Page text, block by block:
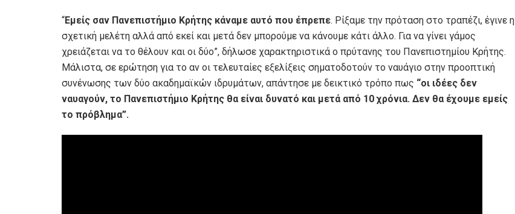
“Εμείς σαν Πανεπιστήμιο Κρήτης κάναμε αυτό που έπρεπε. Ρίξαμε την πρόταση στο τραπέζι, έγινε η
σχετική μελέτη αλλά από εκεί και μετά δεν μπορούμε να κάνουμε κάτι άλλο. Για να γίνει γάμος
χρειάζεται να το θέλουν και οι δύο”, δήλωσε χαρακτηριστικά ο πρύτανης του Πανεπιστημίου Κρήτης.
Μάλιστα, σε ερώτηση για το αν οι τελευταίες εξελίξεις σηματοδοτούν το ναυάγιο στην προοπτική
συνένωσης των δύο ακαδημαϊκών ιδρυμάτων, απάντησε με δεικτικό τρόπο πως “οι ιδέες δεν
ναυαγούν, το Πανεπιστήμιο Κρήτης θα είναι δυνατό και μετά από 10 χρόνια. Δεν θα έχουμε εμείς
το πρόβλημα”.